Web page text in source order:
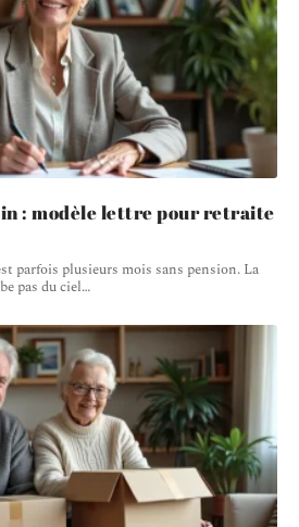
: modèle lettre pour retraite
parfois plusieurs mois sans pension. La
pas du ciel…